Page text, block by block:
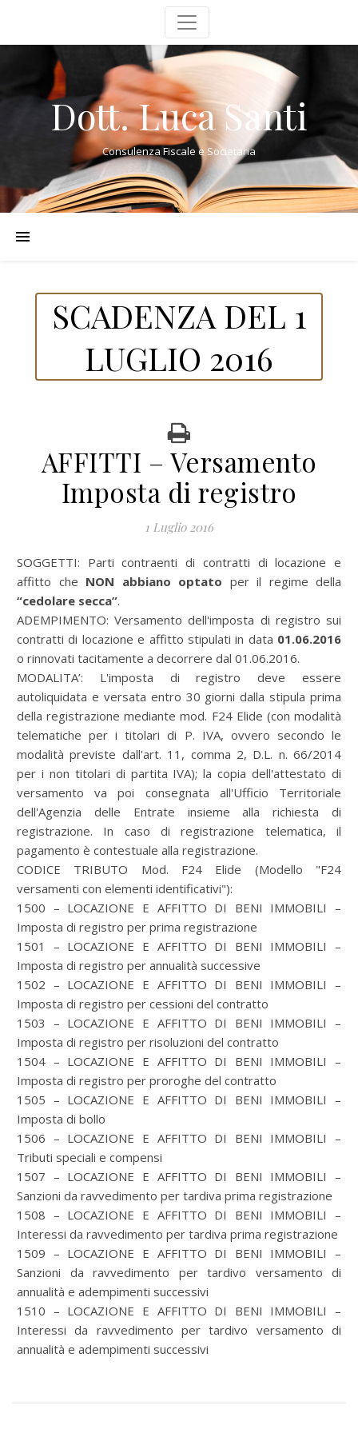
Dott. Luca Santi
Consulenza Fiscale e Societaria
SCADENZA DEL 1
LUGLIO 2016
AFFITTI – Versamento
Imposta di registro
1 Luglio 2016
SOGGETTI: Parti contraenti di contratti di locazione e
affitto che NON abbiano optato per il regime della
“cedolare secca”.
ADEMPIMENTO: Versamento dell'imposta di registro sui
contratti di locazione e affitto stipulati in data 01.06.2016
o rinnovati tacitamente a decorrere dal 01.06.2016.
MODALITA’: L'imposta di registro deve essere
autoliquidata e versata entro 30 giorni dalla stipula prima
della registrazione mediante mod. F24 Elide (con modalità
telematiche per i titolari di P. IVA, ovvero secondo le
modalità previste dall'art. 11, comma 2, D.L. n. 66/2014
per i non titolari di partita IVA); la copia dell'attestato di
versamento va poi consegnata all'Ufficio Territoriale
dell'Agenzia delle Entrate insieme alla richiesta di
registrazione. In caso di registrazione telematica, il
pagamento è contestuale alla registrazione.
CODICE TRIBUTO Mod. F24 Elide (Modello "F24
versamenti con elementi identificativi"):
1500 – LOCAZIONE E AFFITTO DI BENI IMMOBILI –
Imposta di registro per prima registrazione
1501 – LOCAZIONE E AFFITTO DI BENI IMMOBILI –
Imposta di registro per annualità successive
1502 – LOCAZIONE E AFFITTO DI BENI IMMOBILI –
Imposta di registro per cessioni del contratto
1503 – LOCAZIONE E AFFITTO DI BENI IMMOBILI –
Imposta di registro per risoluzioni del contratto
1504 – LOCAZIONE E AFFITTO DI BENI IMMOBILI –
Imposta di registro per proroghe del contratto
1505 – LOCAZIONE E AFFITTO DI BENI IMMOBILI –
Imposta di bollo
1506 – LOCAZIONE E AFFITTO DI BENI IMMOBILI –
Tributi speciali e compensi
1507 – LOCAZIONE E AFFITTO DI BENI IMMOBILI –
Sanzioni da ravvedimento per tardiva prima registrazione
1508 – LOCAZIONE E AFFITTO DI BENI IMMOBILI –
Interessi da ravvedimento per tardiva prima registrazione
1509 – LOCAZIONE E AFFITTO DI BENI IMMOBILI –
Sanzioni da ravvedimento per tardivo versamento di
annualità e adempimenti successivi
1510 – LOCAZIONE E AFFITTO DI BENI IMMOBILI –
Interessi da ravvedimento per tardivo versamento di
annualità e adempimenti successivi